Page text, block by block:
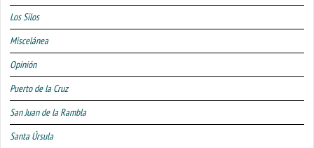
Los Silos
Miscelánea
Opinión
Puerto de la Cruz
San Juan de la Rambla
Santa Úrsula